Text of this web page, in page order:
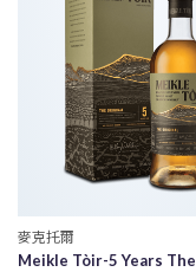
麥克托爾
Meikle Tòir-5 Years The